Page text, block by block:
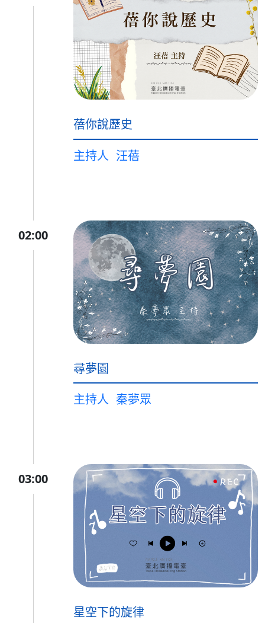
蓓你說歷史
主持人 汪蓓
02:00
尋夢園
主持人 秦夢眾
03:00
星空下的旋律